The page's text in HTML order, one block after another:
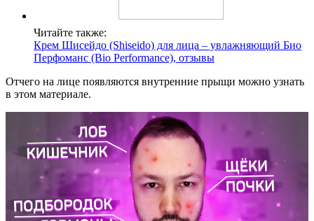
Читайте также:
Крем Шисейдо (Shiseido) для лица – увлажняющий Био
Перфоманс (Bio Performance), отзывы
Отчего на лице появляются внутренние прыщи можно узнать
в этом материале.